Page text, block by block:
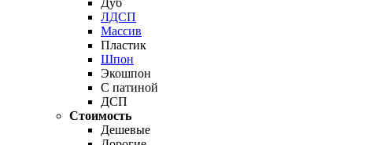
Дуб
ЛДСП
Массив
Пластик
Шпон
Экошпон
С патиной
ДСП
Стоимость
Дешевые